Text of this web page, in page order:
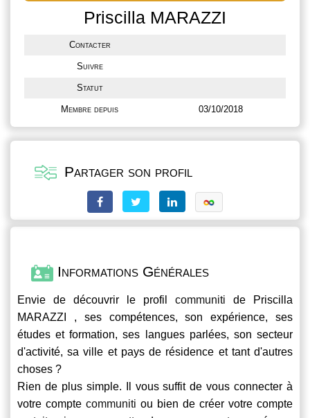
Priscilla MARAZZI
Contacter
Suivre
Statut
Membre depuis 03/10/2018
Partager son profil
Informations Générales
Envie de découvrir le profil communiti de Priscilla
MARAZZI , ses compétences, son expérience, ses
études et formation, ses langues parlées, son secteur
d'activité, sa ville et pays de résidence et tant d'autres
choses ?
Rien de plus simple. Il vous suffit de vous connecter à
votre compte communiti ou bien de créer votre compte